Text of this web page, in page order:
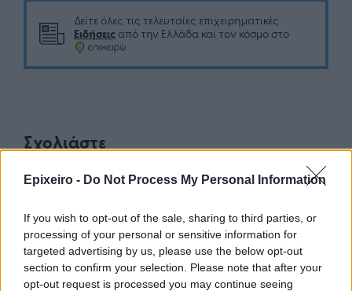
Epixeiro - Do Not Process My Personal Information
If you wish to opt-out of the sale, sharing to third parties, or
processing of your personal or sensitive information for
targeted advertising by us, please use the below opt-out
section to confirm your selection. Please note that after your
opt-out request is processed you may continue seeing
Δείτε όλες τις τελευταίες επιχειρηματικές
Ειδήσεις από την Ελλάδα και τον κόσμο στο
Σχολιάστε
... σχόλια| Κάνε click για να σχολιάσεις